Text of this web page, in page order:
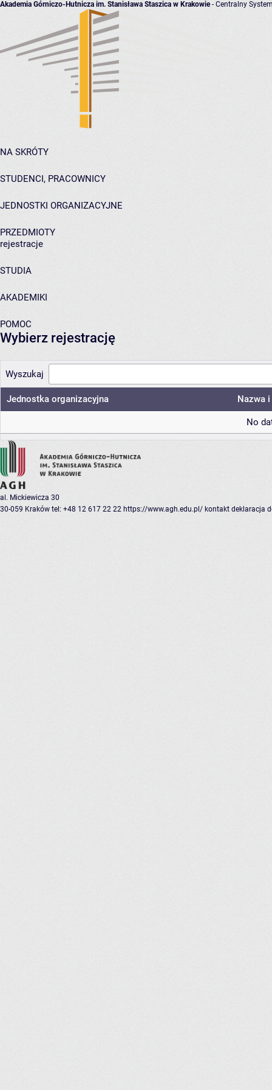
Akademia Górniczo-Hutnicza im. Stanisława Staszica w Krakowie- Centralny
NA SKRÓTY
STUDENCI, PRACOWNICY
JEDNOSTKI ORGANIZACYJNE
PRZEDMIOTY
rejestracje
STUDIA
AKADEMIKI
POMOC
Wybierz rejestrację
Wyszukaj
Jednostka organizacyjna Nazwa
No
al. Mickiewicza 30
30-059 Kraków tel: +48 12 617 22 22 https://www.agh.edu.pl/ kontakt deklaracja